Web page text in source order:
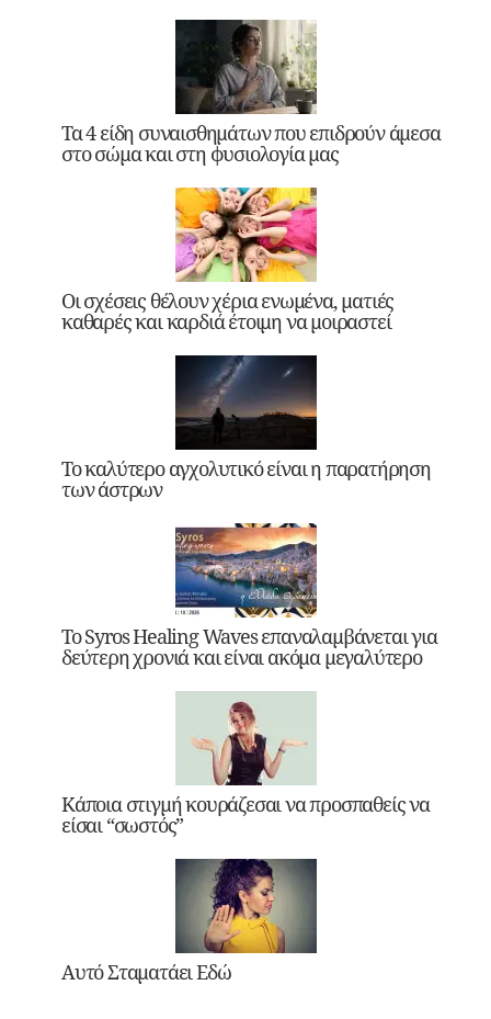
Τα 4 είδη συναισθημάτων που επιδρούν άμεσα
στο σώμα και στη φυσιολογία μας
Οι σχέσεις θέλουν χέρια ενωμένα, ματιές
καθαρές και καρδιά έτοιμη να μοιραστεί
Το καλύτερο αγχολυτικό είναι η παρατήρηση
των άστρων
Το Syros Healing Waves επαναλαμβάνεται για
δεύτερη χρονιά και είναι ακόμα μεγαλύτερο
Κάποια στιγμή κουράζεσαι να προσπαθείς να
είσαι “σωστός”
Αυτό Σταματάει Εδώ